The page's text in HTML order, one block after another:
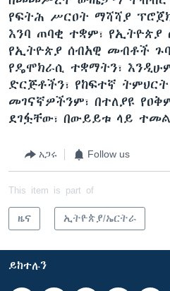
የፍትሕ ሥርዐት ማሻሻያ
እንባ ጠባቂ ተቋም፣
የኢትዮጵያ ሰብአዊ መብቶች
የዴሞክራሲ ተቋማትን፣
ድርጅቶችን፣ የከፍተኛ
መገናኛዎችንም፣ በተለያዩ
ደገፏቸው፣ በውይይቱ ላይ
አጋሩ Follow us
This item is part of
ዜና ኢትዮጵያ/ኤርትራ
ይከተሉን